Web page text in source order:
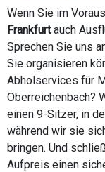
Wenn Sie im
Frankfurtauch
Sprechen Sie uns
Sie organisieren
Abholservices für
Oberreichenbach?
einen 9-Sitzer, in
während wir sie
bringen. Und
Aufpreis einen